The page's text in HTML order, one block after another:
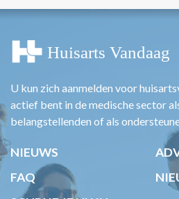
U kun zich aanmelden voor
actief bent in de medische sector
belangstellenden of als
NIEUWS
FAQ